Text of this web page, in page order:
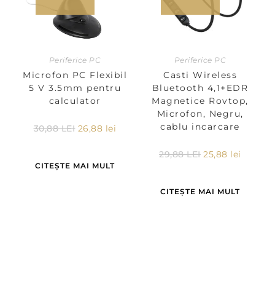
Periferice PC
Microfon PC Flexibil
5 V 3.5mm pentru
calculator
30,88LEI 26,88 lei
CITEȘTE MAI MULT
Periferice PC
Casti Wireless
Bluetooth 4,1+EDR
Magnetice Rovtop,
Microfon, Negru,
cablu incarcare
29,88LEI 25,88 lei
CITEȘTE MAI MULT